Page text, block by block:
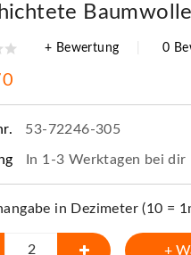
+ Bewertung 0
53-72246-305
In 1-3 Werktagen bei dir
in Dezimeter (10 =
+